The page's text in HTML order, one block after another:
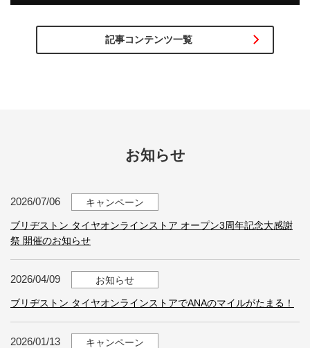
記事コンテンツ一覧
お知らせ
2026/07/06 キャンペーン
ブリヂストン タイヤオンラインストア オープン3周年記念大感謝
祭 開催のお知らせ
2026/04/09 お知らせ
ブリヂストン タイヤオンラインストアでANAのマイルがたまる！
2026/01/13 キャンペーン